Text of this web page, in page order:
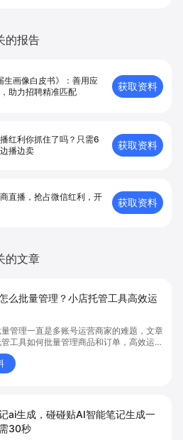
的报告
生画像白皮书》：善用应
助力招聘精准匹配
获取资料
红利你抓住了吗？只需6
播边卖
获取资料
直播，抢占微信红利，开
获取资料
的文章
么批量管理？小店托管工具高效运
管理一直是多账号运营商家的难题，文章
工具如何批量管理商品和订单，高效运营
小店。通过智能同步、AI运营托管和丰富营
提升门店管理效率。点击了解微信小店批
托管的实用方案！
ai生成，碰碰贴AI智能笔记生成一
30秒